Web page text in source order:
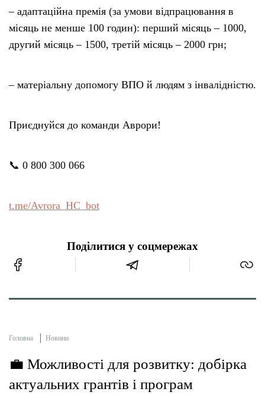
– адаптаційна премія (за умови відпрацювання в
місяць не менше 100 годин): перший місяць – 1000,
другий місяць – 1500, третій місяць – 2000 грн;
– матеріальну допомогу ВПО й людям з інвалідністю.
Приєднуйся до команди Аврори!
📞 0 800 300 066
t.me/Avrora_HC_bot
Поділитися у соцмережах
Головна Новини
💼 Можливості для розвитку: добірка
актуальних грантів і програм